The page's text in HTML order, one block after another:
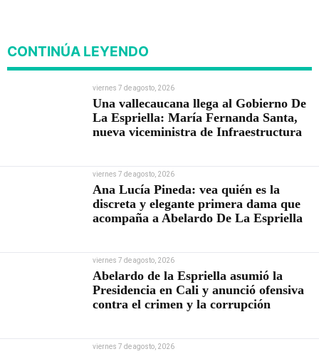
CONTINÚA LEYENDO
viernes 7 de agosto, 2026
Una vallecaucana llega al Gobierno De
La Espriella: María Fernanda Santa,
nueva viceministra de Infraestructura
viernes 7 de agosto, 2026
Ana Lucía Pineda: vea quién es la
discreta y elegante primera dama que
acompaña a Abelardo De La Espriella
viernes 7 de agosto, 2026
Abelardo de la Espriella asumió la
Presidencia en Cali y anunció ofensiva
contra el crimen y la corrupción
viernes 7 de agosto, 2026